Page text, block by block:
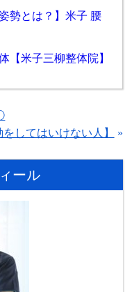
勢とは？】米子 腰
【米子三柳整体院】
してはいけない人】
»
ール